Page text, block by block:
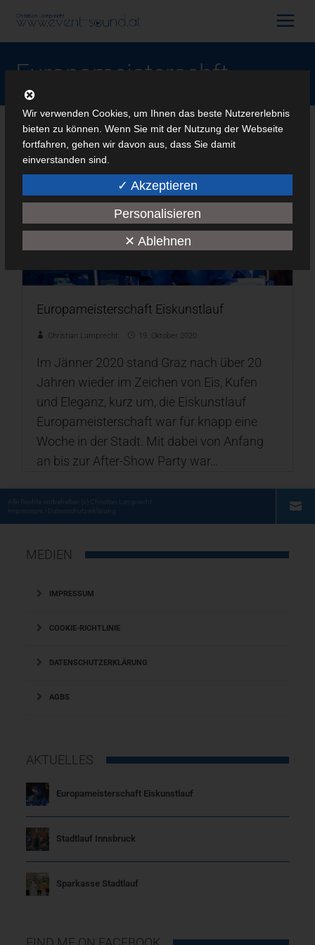
Europameisterschft
Europameisterschaft Eiskunstlauf
Christian Lamprecht 19. Oktober 2020
Im Jänner 2020 stand Graz nach über 20
Jahren wieder im Zeichen von Eis, Kufen
und Eleganz, kurz um, die Eiskunstlauf
Europameisterschaft war für knapp eine
Woche in der Stadt. Mit dabei von Anfang
an bis zur After-Show Party war…
MEDIEN
IMPRESSUM
COOKIE-RICHTLINIE
DATENSCHUTZERKLÄRUNG
AGBS
AKTUELLES
Europameisterschaft Eiskunstlauf
Stadtlauf Innsbruck
Sparkasse Stadtlauf
Wir verwenden Cookies, um Ihnen das beste Nutzererlebnis
bieten zu können. Wenn Sie mit der Nutzung der Webseite
fortfahren, gehen wir davon aus, dass Sie damit
einverstanden sind.
✓ Akzeptieren
Personalisieren
✕ Ablehnen